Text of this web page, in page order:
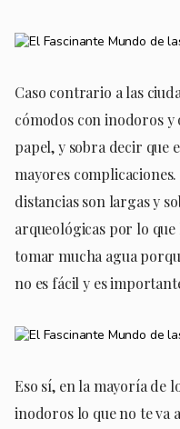
Caso contrario a las
cómodos con inodoros
papel, y sobra decir que
mayores
distancias son largas y
arqueológicas por lo
tomar mucha agua
no es fácil y es
Eso sí, en la mayoría de
inodoros lo que no te va